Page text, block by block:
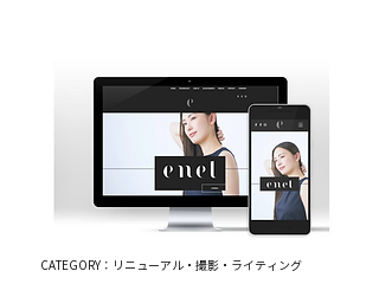
CATEGORY：リニューアル・撮影・ライティング